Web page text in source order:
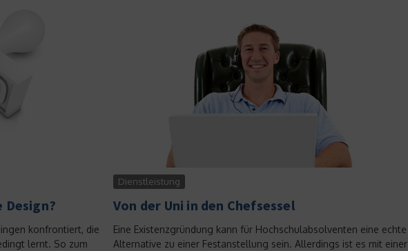
konfrontiert, die
lernt. So zum
Dienstleistung
Von der Uni in den Chefsessel
Eine Existenzgründung kann für Hochschulabsolventen eine echte
Alternative zu einer Festanstellung sein. Allerdings ist es mit einer